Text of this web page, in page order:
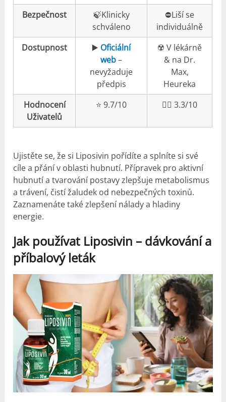
Bezpečnost
🍃Klinicky
schváleno
⛔️Liší se
individuálně
Dostupnost
▶️ Oficiální
web–
nevyžaduje
předpis
☢️ V lékárně
& na Dr.
Max,
Heureka
Hodnocení
Uživatelů
⭐️ 9.7/10 👎🏼 3.3/10
Ujistěte se, že si Liposivin pořídíte a splníte si své
cíle a přání v oblasti hubnutí. Přípravek pro aktivní
hubnutí a tvarování postavy zlepšuje metabolismus
a trávení, čistí žaludek od nebezpečných toxinů.
Zaznamenáte také zlepšení nálady a hladiny
energie.
Jak používat Liposivin – dávkování a
příbalový leták